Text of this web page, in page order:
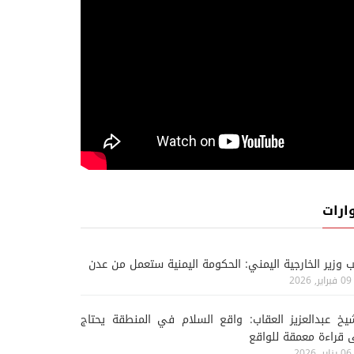
وزير الخارجية اليمني: الحكومة اليمنية ستعمل من عدن
09 فبراير, 2026
عبدالعزيز العقاب: واقع السلام في المنطقة يحتاج
قراءة معمقة للواقع